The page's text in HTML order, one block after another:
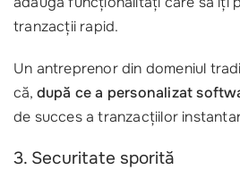
tranzacții rapid.
Un antreprenor din domeniul
că, după ce a personalizat
de succes a tranzacțiilor
3. Securitate sporită